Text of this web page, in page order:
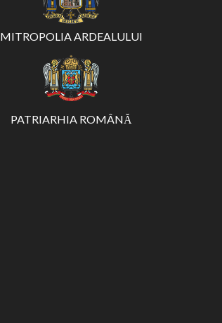
MITROPOLIA ARDEALULUI
PATRIARHIA ROMÂNĂ